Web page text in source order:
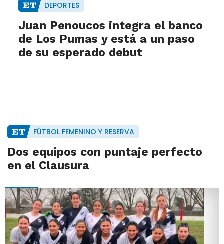
DEPORTES
Juan Penoucos integra el banco
de Los Pumas y está a un paso
de su esperado debut
FÚTBOL FEMENINO Y RESERVA
Dos equipos con puntaje perfecto
en el Clausura